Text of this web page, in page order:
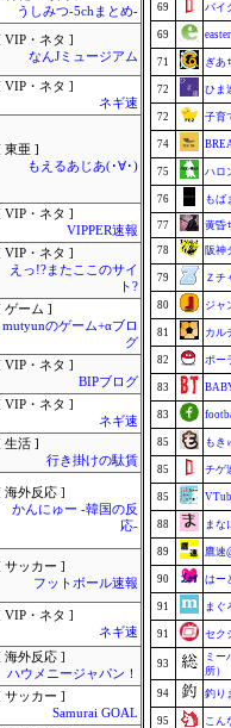
うしみつ-5chまとめ-
VIP・ネタ ]
なんJミュージアム
VIP・ネタ ]
ネギ速
東亜 ]
もえるあじあ(･∀･)
VIP・ネタ ]
VIPPER速報
VIP・ネタ ]
えっ!?またここのサイ
ト?
ゲーム ]
mutyunのゲーム+αブロ
グ
VIP・ネタ ]
BIPブログ
VIP・ネタ ]
ネギ速
生活 ]
行き掛けの駄賃
海外反応 ]
かんにゅー -韓国の反
応-
サッカー ]
フットボール速報
VIP・ネタ ]
ネギ速
海外反応 ]
ハウメニージャパン！
サッカー ]
Samurai GOAL
69 バイ
69
71 ぎあ
72 ひま
72 子育
74
75 ハロ
76 もば
77 黄昏
78 阪神
79 Ｚチ
80 ジャ
81 カル
82 ポー
83
83
85 もき
85 チゲ
85
88 まな
89 鷹速
90 はー
91 まぐ
91 セク
93
ミー
所）
94
釣り
95 こん